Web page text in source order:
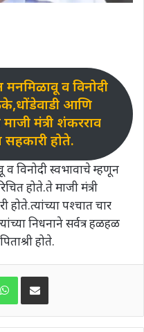
व विनोदी
आणि
मंत्री शंकरराव
सहकारी होते.
विनोदी स्वभावाचे म्हणून
होते.ते माजी मंत्री
होते.त्यांच्या पश्चात चार
निधनाने सर्वत्र हळहळ
होते.
WhatsAppShare via Email